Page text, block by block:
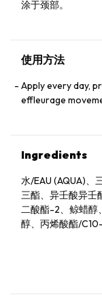
涂于颈部。
使用方法
Apply every day,
effleurage
Ingredients
水/EAU (AQUA)、
三酯、异壬酸异壬
二酸酯-2、鲸蜡醇
醇、丙烯酸酯/